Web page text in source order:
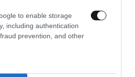
to enable storage
including authentication
prevention, and other